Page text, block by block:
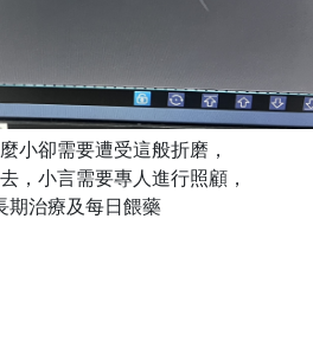
小卻需要遭受這般折磨，
，小言需要專人進行照顧，
期治療及每日餵藥